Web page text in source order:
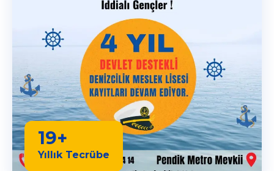
19+
Yıllık Tecrübe